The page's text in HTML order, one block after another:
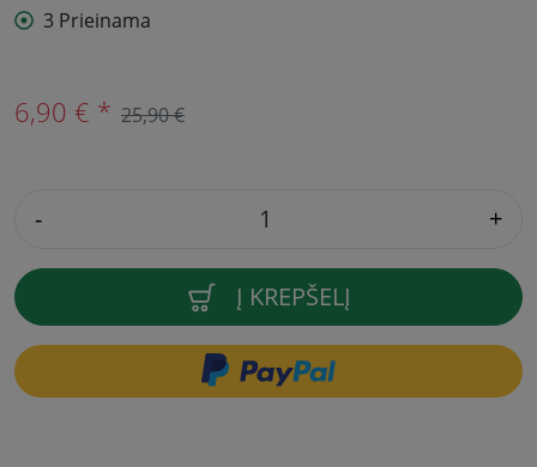
3 Prieinama
6,90 € * 25,90 €
- +
Į KREPŠELĮ